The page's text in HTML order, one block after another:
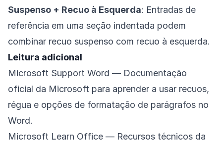
Suspenso + Recuo à Esquerda: Entradas de
referência em uma seção indentada podem
combinar recuo suspenso com recuo à esquerda.
Leitura adicional
Microsoft Support Word — Documentação
oficial da Microsoft para aprender a usar recuos,
régua e opções de formatação de parágrafos no
Word.
Microsoft Learn Office — Recursos técnicos da